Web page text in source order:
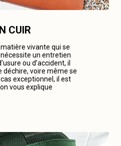
CUIR
vivante qui se
un entretien
ou d’accident, il
déchire, voire même se
exceptionnel, il est
vous explique